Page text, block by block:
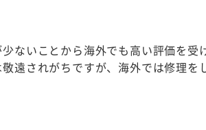
ないことから海外でも高い評価を受
遠されがちですが、海外では修理を